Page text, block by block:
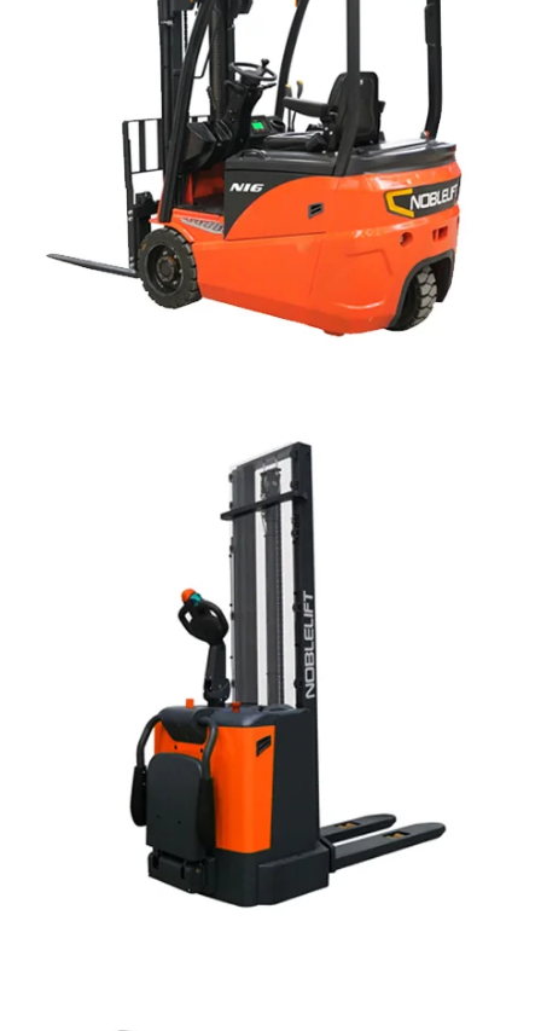
GUARDA LA GAMMA
GUARDA LA GAMMA